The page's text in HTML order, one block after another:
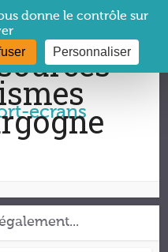
HCDP-rapport-ecrans
ecrans
donne le contrôle sur
Personnaliser